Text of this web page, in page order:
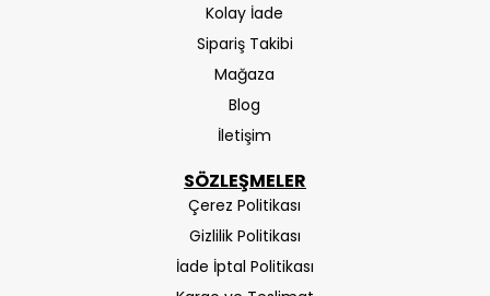
Kolay İade
Sipariş Takibi
Mağaza
Blog
İletişim
SÖZLEŞMELER
Çerez Politikası
Gizlilik Politikası
İade İptal Politikası